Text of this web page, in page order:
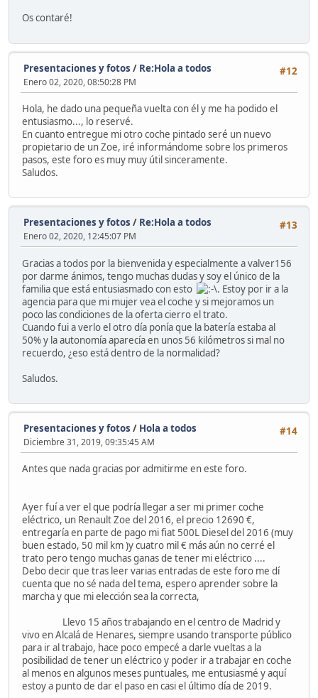
Os contaré!
#12
Presentaciones y fotos / Re:Hola a todos
Enero 02, 2020, 08:50:28 PM
Hola, he dado una pequeña vuelta con él y me ha podido el
entusiasmo..., lo reservé.
En cuanto entregue mi otro coche pintado seré un nuevo
propietario de un Zoe, iré informándome sobre los primeros
pasos, este foro es muy muy útil sinceramente.
Saludos.
#13
Presentaciones y fotos / Re:Hola a todos
Enero 02, 2020, 12:45:07 PM
Gracias a todos por la bienvenida y especialmente a valver156
por darme ánimos, tengo muchas dudas y soy el único de la
familia que está entusiasmado con esto
. Estoy por ir a la
agencia para que mi mujer vea el coche y si mejoramos un
poco las condiciones de la oferta cierro el trato.
Cuando fui a verlo el otro día ponía que la batería estaba al
50% y la autonomía aparecía en unos 56 kilómetros si mal no
recuerdo, ¿eso está dentro de la normalidad?
Saludos.
#14
Presentaciones y fotos / Hola a todos
Diciembre 31, 2019, 09:35:45 AM
Antes que nada gracias por admitirme en este foro.
Ayer fuí a ver el que podría llegar a ser mi primer coche
eléctrico, un Renault Zoe del 2016, el precio 12690 €,
entregaría en parte de pago mi fiat 500L Diesel del 2016 (muy
buen estado, 50 mil km )y cuatro mil € más aún no cerré el
trato pero tengo muchas ganas de tener mi eléctrico ....
Debo decir que tras leer varias entradas de este foro me dí
cuenta que no sé nada del tema, espero aprender sobre la
marcha y que mi elección sea la correcta,
Llevo 15 años trabajando en el centro de Madrid y
vivo en Alcalá de Henares, siempre usando transporte público
para ir al trabajo, hace poco empecé a darle vueltas a la
posibilidad de tener un eléctrico y poder ir a trabajar en coche
al menos en algunos meses puntuales, me entusiasmé y aquí
estoy a punto de dar el paso en casi el último día de 2019.